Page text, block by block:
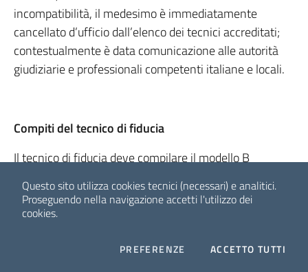
Questo sito utilizza cookies tecnici (necessari) e analitici.
Proseguendo nella navigazione accetti l'utilizzo dei
cookies.
PREFERENZE COOKIESACCETTO TUTTI
incompatibilità, il medesimo è immediatamente
cancellato d’ufficio dall’elenco dei tecnici accreditati;
contestualmente è data comunicazione alle autorità
giudiziarie e professionali competenti italiane e locali.
Compiti del tecnico di fiducia
Il tecnico di fiducia deve compilare il modello B
suoi campi, ove esistenti, sulla base delle informazioni
desunte dall’ispezione dell’opera eseguita e dall’esame
particolare, al tecnico di fiducia compete